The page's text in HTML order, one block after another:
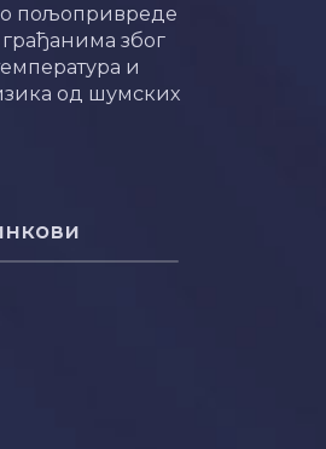
пољопривреде
због
и
од шумских